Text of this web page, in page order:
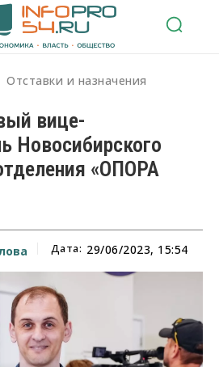
Отставки и назначения
вице-
Новосибирского
«ОПОРА
Дата: 29/06/2023, 15:54